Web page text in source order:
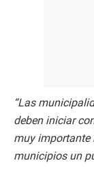
“Las
deben iniciar
muy importante
municipios un